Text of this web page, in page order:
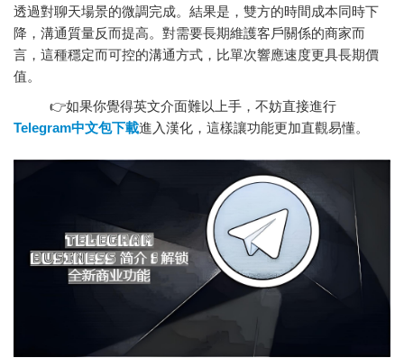
透過對聊天場景的微調完成。結果是，雙方的時間成本同時下
降，溝通質量反而提高。對需要長期維護客戶關係的商家而
言，這種穩定而可控的溝通方式，比單次響應速度更具長期價
值。
👉如果你覺得英文介面難以上手，不妨直接進行
Telegram中文包下載進入漢化，這樣讓功能更加直觀易懂。